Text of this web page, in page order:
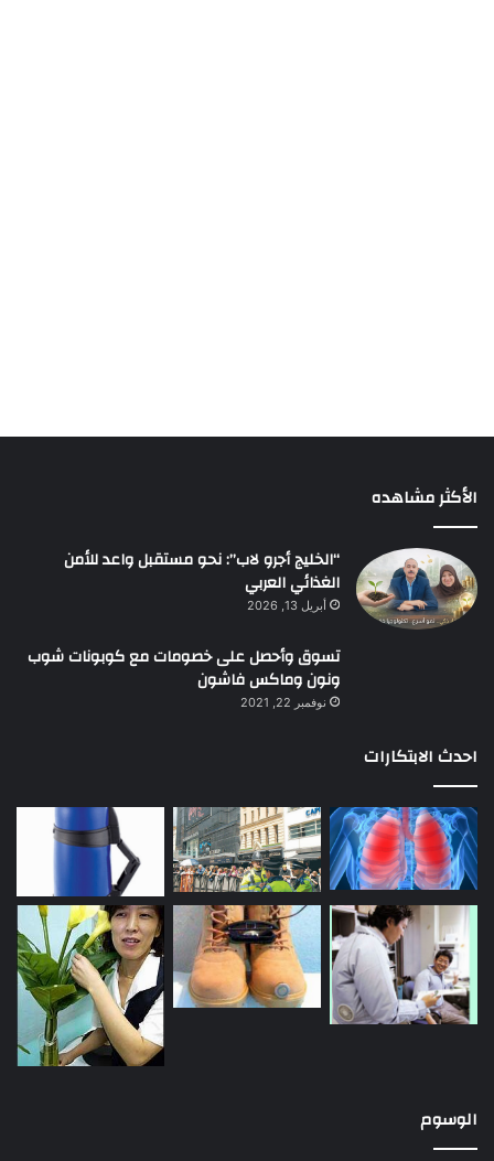
الأكثر مشاهده
“الخليج أجرو لاب”: نحو مستقبل واعد للأمن
الغذائي العربي
أبريل 13, 2026
تسوق وأحصل على خصومات مع كوبونات شوب
ونون وماكس فاشون
نوفمبر 22, 2021
احدث الابتكارات
الوسوم